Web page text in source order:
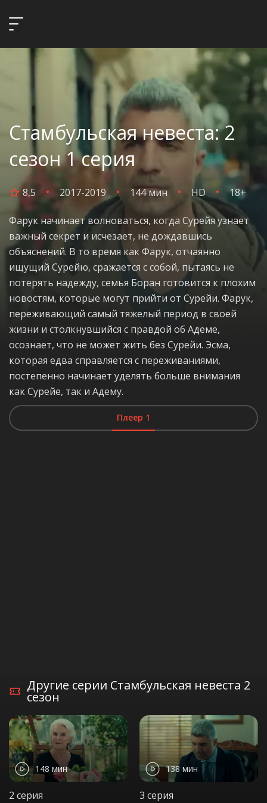
Стамбульская невеста: 2
сезон 1 серия
8,5 2017-2019 144 мин HD 18+
Фарук начинает волноваться, когда Сурейя узнает
важный секрет и исчезает, не дождавшись
объяснений. В то время как Фарук, отчаянно
ищущий Сурейю, сражается с собой, пытаясь не
потерять надежду, семья Боран готовится к плохим
новостям, которые могут прийти от Сурейи. Фарук,
переживающий самый тяжелый период в своей
жизни и столкнувшийся с правдой об Адеме,
осознает, что не может жить без Сурейи. Эсма,
которая едва справляется с переживаниями,
постепенно начинает уделять больше внимания
как Сурейе, так и Адему.
Плеер 1
Другие серии Стамбульская невеста 2
сезон
148 мин
2 серия
138 мин
3 серия